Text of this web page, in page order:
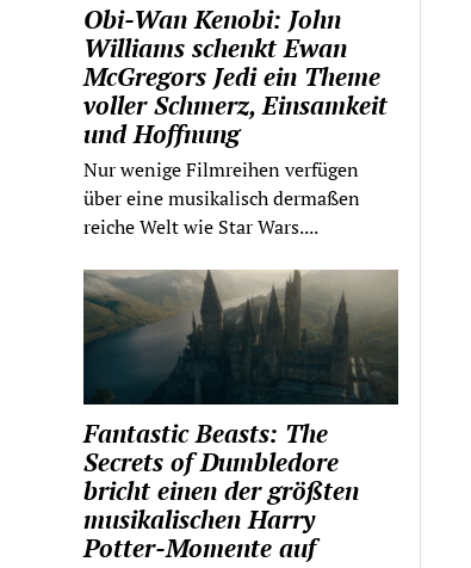
Obi-Wan Kenobi: John
Williams schenkt Ewan
McGregors Jedi ein Theme
voller Schmerz, Einsamkeit
und Hoffnung
Nur wenige Filmreihen verfügen
über eine musikalisch dermaßen
reiche Welt wie Star Wars....
Fantastic Beasts: The
Secrets of Dumbledore
bricht einen der größten
musikalischen Harry
Potter-Momente auf